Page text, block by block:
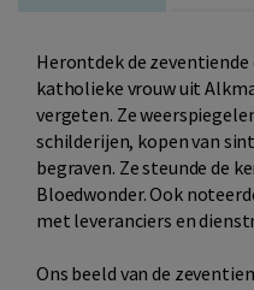
Herontdek de zeventiende
katholieke vrouw uit
vergeten. Ze
schilderijen, kopen van
begraven. Ze steunde de
Bloedwonder. Ook
met leveranciers en
Ons beeld van de